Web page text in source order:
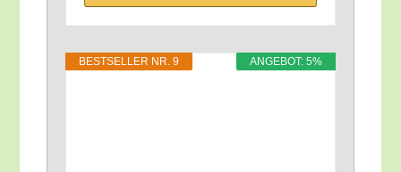
ANGE­BOT: 5%
BEST­SEL­LER NR. 9